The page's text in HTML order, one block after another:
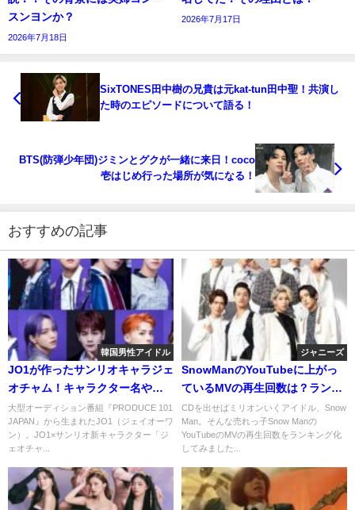
スンヨンか？
2026年7月18日
2026年7月17日
SixTONES田中樹の兄貴は元kat-tun田中聖！共演し
た時のエピソードについて語る！
BTS(防弾少年団)ジミンとグクが一緒に来日！coco
壱はじめ行った場所が気になる！
おすすめの記事
韓国男性アイドル
JO1が作ったサンリオキャラジェ
オチャム！キャラクター名やポ
ップアップストアについて触れ
てみます！
大型オーディション番組『PRODUCE 101
JAPAN』から生まれたJO1（ジェイオーワ
ン）。JO1×サンリオ新キャラクター「ジ
ェオチャ...
ジャニーズ
SnowManのYouTubeに上がっ
ているMVの再生回数は？ランキ
ングにして発表・解説！
CDを出せばミリオンいくアイドル、Snow
Man。そんな売れっ子Snow Manの
YouTubeのMVの再生回数をランキング化
してみました...